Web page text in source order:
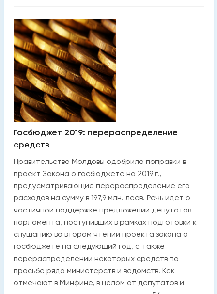
Госбюджет 2019: перераспределение
средств
Правительство Молдовы одобрило поправки в
проект Закона о госбюджете на 2019 г.,
предусматривающие перераспределение его
расходов на сумму в 197,9 млн. леев. Речь идет о
частичной поддержке предложений депутатов
парламента, поступивших в рамках подготовки к
слушанию во втором чтении проекта закона о
госбюджете на следующий год, а также
перераспределении некоторых средств по
просьбе ряда министерств и ведомств. Как
отмечают в Минфине, в целом от депутатов и